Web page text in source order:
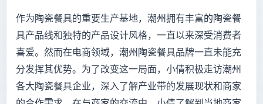
作为陶瓷餐具的重要生产基地，潮州拥有丰富的陶瓷餐
具产品线和独特的产品设计风格，一直以来深受消费者
喜爱。然而在电商领域，潮州陶瓷餐具品牌一直未能充
分发挥其优势。为了改变这一局面，小倩积极走访潮州
各大陶瓷餐具企业，深入了解产业带的发展现状和商家